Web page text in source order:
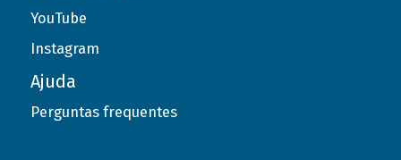
YouTube
Instagram
Ajuda
Perguntas frequentes